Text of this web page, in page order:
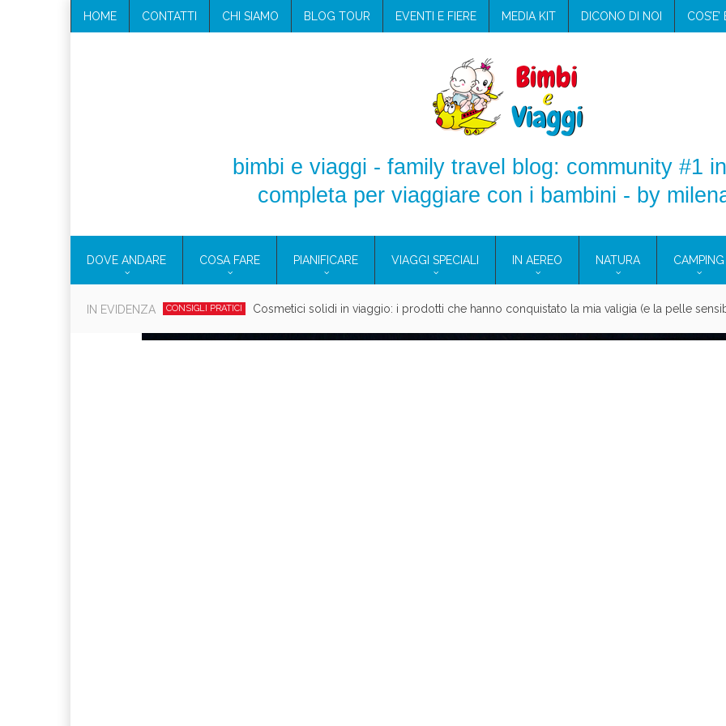
HOME CONTATTI CHI SIAMO BLOG TOUR EVENTI E FIERE MEDIA KIT DICONO DI NOI
bimbi e viaggi - family travel blog: community #1
completa per viaggiare con i bambini - by
DOVE ANDARE COSA FARE PIANIFICARE VIAGGI SPECIALI IN AEREO NATURA CAMPING
IN EVIDENZA CONSIGLI PRATICI Cosmetici solidi in viaggio: i prodotti che hanno conquistato la mia valigia (e la pelle